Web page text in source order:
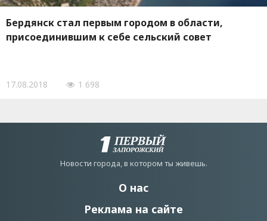
Бердянск стал первым городом в области,
присоединившим к себе сельский совет
17.08.2018 1 698
Новости города, в котором ты живешь.
О нас
Реклама на сайте